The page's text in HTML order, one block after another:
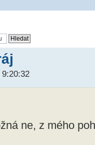
ne, z mého